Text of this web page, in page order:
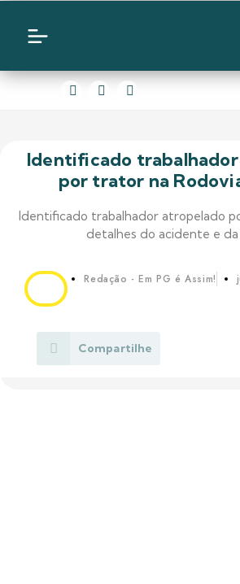
Identificado
por trator na
Identificado trabalhador atropelado
detalhes do acidente e da
Redação - Em PG é Assim!
Compartilhe